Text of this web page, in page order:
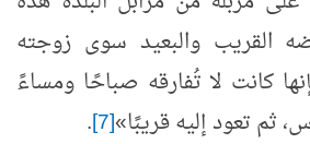
القريب والبعيد سوى زوجته
كانت لا تُفارقه صباحًا ومساءً
ثم تعود إليه قريبًا»[7]
.